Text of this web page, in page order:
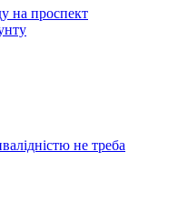
на проспект
не треба